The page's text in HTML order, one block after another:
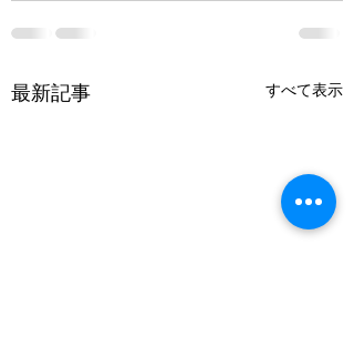
最新記事 すべて表示